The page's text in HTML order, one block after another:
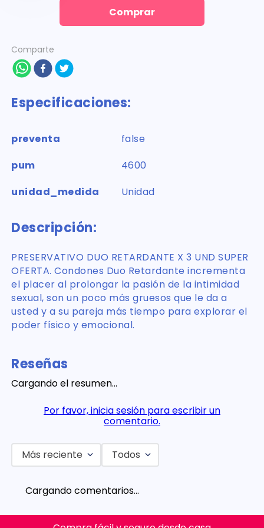
Comprar
Comparte
Especificaciones:
preventa
false
pum
4600
unidad_medida
Unidad
Descripción:
PRESERVATIVO DUO RETARDANTE X 3 UND SUPER
OFERTA. Condones Duo Retardante incrementa
el placer al prolongar la pasión de la intimidad
sexual, son un poco más gruesos que le da a
usted y a su pareja más tiempo para explorar el
poder físico y emocional.
Reseñas
Cargando el resumen…
Por favor, inicia sesión para escribir un
comentario.
Más reciente Todos
Cargando comentarios…